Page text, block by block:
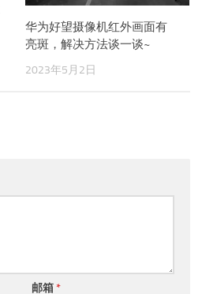
华为好望摄像机红外画面有
亮斑，解决方法谈一谈~
2023年5月2日
邮箱*